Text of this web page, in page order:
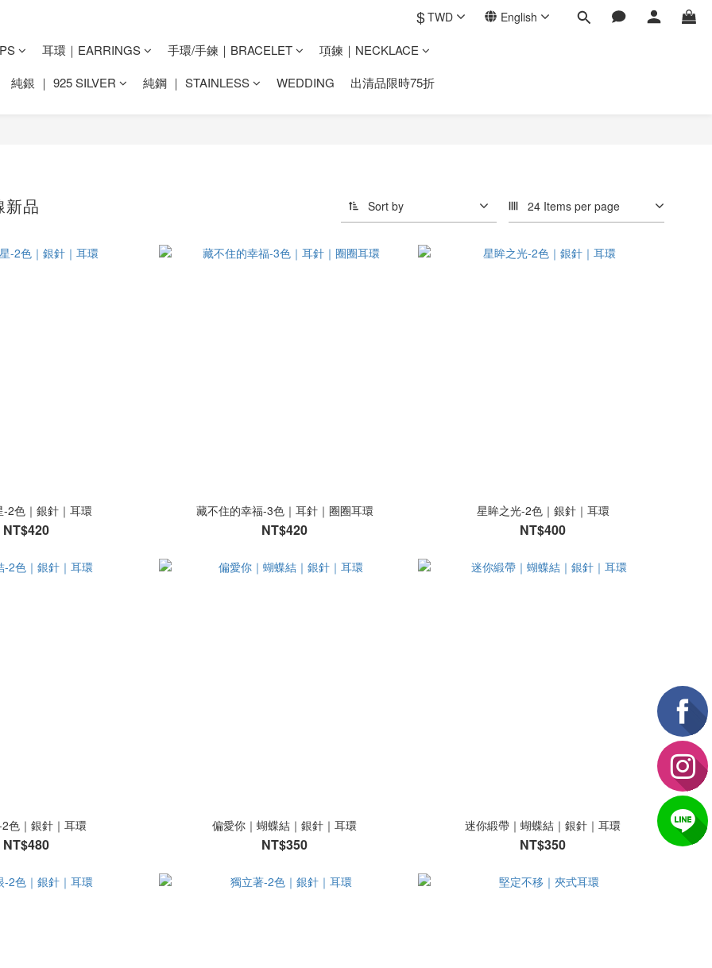
$TWD English
耳環｜EARRINGS 手環/手鍊｜BRACELET
項鍊｜NECKLACE
純銀 ｜ 925 SILVER
純鋼 ｜ STAINLESS WEDDING 出清品限時75折
品 Sort by 24 Items per page
-2色｜銀針｜耳環
NT$420
藏不住的幸福-3色｜耳針｜圈圈耳環
NT$420
星眸之光-2色｜銀針｜耳環
NT$400
色｜銀針｜耳環
NT$480
偏愛你｜蝴蝶結｜銀針｜耳環
NT$350
迷你緞帶｜蝴蝶結｜銀針｜耳環
NT$350